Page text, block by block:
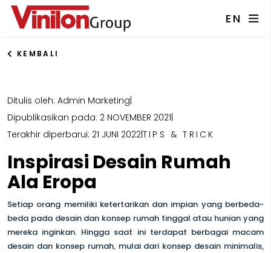
EN
KEMBALI
Ditulis oleh: Admin Marketing
Dipublikasikan pada: 2 NOVEMBER 2021
Terakhir diperbarui: 21 JUNI 2022TIPS & TRICK
Inspirasi Desain Rumah
Ala Eropa
Setiap orang memiliki ketertarikan dan impian yang berbeda-
beda pada desain dan konsep rumah tinggal atau hunian yang
mereka inginkan. Hingga saat ini terdapat berbagai macam
desain dan konsep rumah, mulai dari konsep desain minimalis,